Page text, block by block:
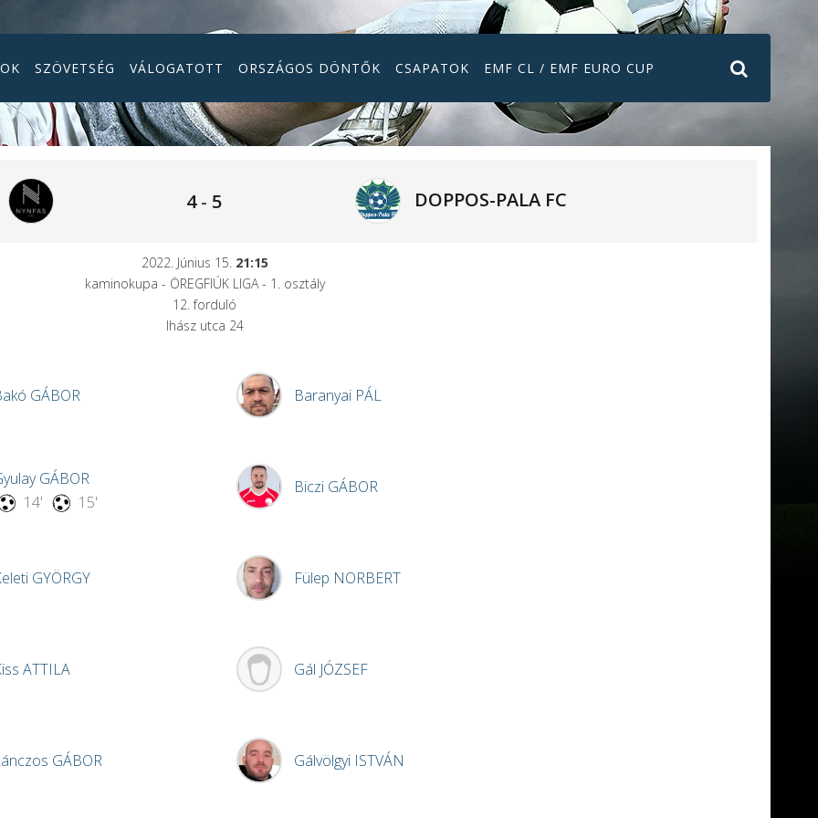
SZÖVETSÉG VÁLOGATOTT ORSZÁGOS DÖNTŐK CSAPATOK EMF CL / EMF EURO CUP
4- 5 DOPPOS-PALA FC
2022. Június 15. 21:15
kaminokupa - ÖREGFIÚK LIGA - 1. osztály
12. forduló
Ihász utca 24
GÁBOR
GÁBOR
14'
15'
GYÖRGY
ATTILA
GÁBOR
Baranyai PÁL
Biczi GÁBOR
Fülep NORBERT
Gál JÓZSEF
Gálvölgyi ISTVÁN